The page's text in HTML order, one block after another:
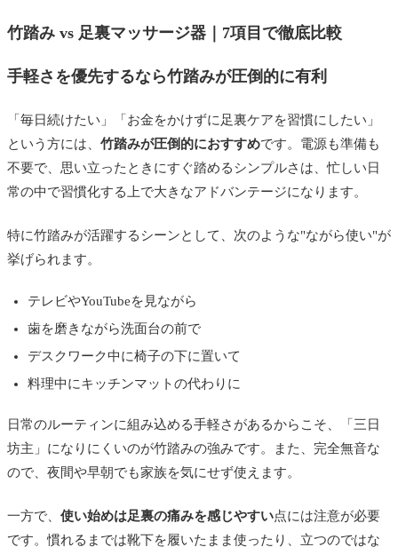
竹踏み vs 足裏マッサージ器｜7項目で徹底比較
手軽さを優先するなら竹踏みが圧倒的に有利
「毎日続けたい」「お金をかけずに足裏ケアを習慣にしたい」
という方には、 竹踏みが圧倒的におすすめです。電源も準備も
不要で、思い立ったときにすぐ踏めるシンプルさは、忙しい日
常の中で習慣化する上で大きなアドバンテージになります。
特に竹踏みが活躍するシーンとして、次のような"ながら使い"が
挙げられます。
テレビやYouTubeを見ながら
歯を磨きながら洗面台の前で
デスクワーク中に椅子の下に置いて
料理中にキッチンマットの代わりに
日常のルーティンに組み込める手軽さがあるからこそ、「三日
坊主」になりにくいのが竹踏みの強みです。また、完全無音な
ので、夜間や早朝でも家族を気にせず使えます。
一方で、 使い始めは足裏の痛みを感じやすい点には注意が必要
です。慣れるまでは靴下を履いたまま使ったり、立つのではな